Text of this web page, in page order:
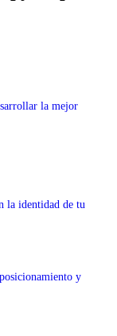
la mejor
la identidad de tu
y